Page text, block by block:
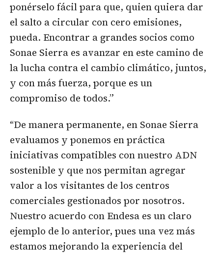
ponérselo fácil para que, quien quiera dar
el salto a circular con cero emisiones,
pueda. Encontrar a grandes socios como
Sonae Sierra es avanzar en este camino de
la lucha contra el cambio climático, juntos,
y con más fuerza, porque es un
compromiso de todos.”
“De manera permanente, en Sonae Sierra
evaluamos y ponemos en práctica
iniciativas compatibles con nuestro ADN
sostenible y que nos permitan agregar
valor a los visitantes de los centros
comerciales gestionados por nosotros.
Nuestro acuerdo con Endesa es un claro
ejemplo de lo anterior, pues una vez más
estamos mejorando la experiencia del